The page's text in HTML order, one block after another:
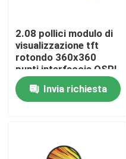
Casa
Prodotti
Manifestazione di VR
2.08 pollici modulo di
visualizzazione tft
rotondo 360x360
punti interfaccia QSPI
guida IC GC9B72
Invia richiesta